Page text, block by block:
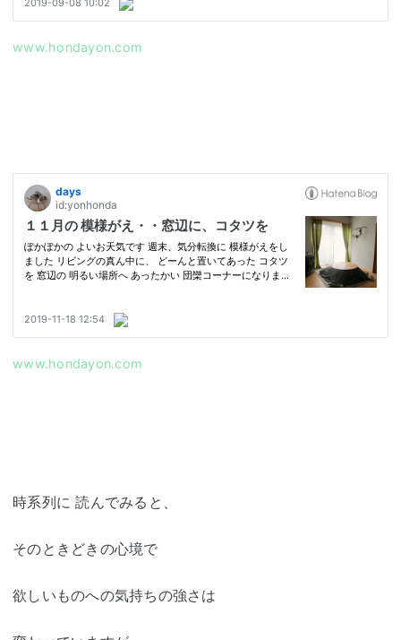
www.hondayon.com
www.hondayon.com
時系列に 読んでみると、
そのときどきの心境で
欲しいものへの気持ちの強さは